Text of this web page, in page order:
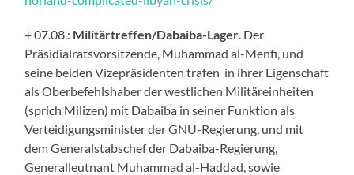
+ 07.08.: Militärtreffen/Dabaiba-Lager . Der
Präsidialratsvorsitzende, Muhammad al-Menfi, und
seine beiden Vizepräsidenten trafen in ihrer Eigenschaft
als Oberbefehlshaber der westlichen Militäreinheiten
(sprich Milizen) mit Dabaiba in seiner Funktion als
Verteidigungsminister der GNU-Regierung, und mit
dem Generalstabschef der Dabaiba-Regierung,
Generalleutnant Muhammad al-Haddad, sowie